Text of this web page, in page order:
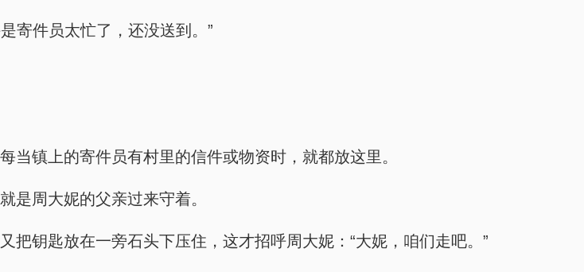
寄件员太忙了，还没送到。”
镇上的寄件员有村里的信件或物资时，就都放这里。
是周大妮的父亲过来守着。
钥匙放在一旁石头下压住，这才招呼周大妮：“大妮，咱们走吧。”